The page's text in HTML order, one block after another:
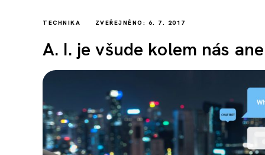
TECHNIKA ZVEŘEJNĚNO: 6. 7. 2017
A. I. je všude kolem nás